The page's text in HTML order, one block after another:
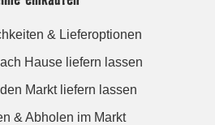
& Lieferoptionen
Hause liefern lassen
Markt liefern lassen
& Abholen im Markt